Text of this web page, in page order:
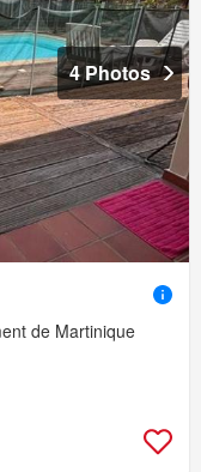
4 Photos
de Martinique